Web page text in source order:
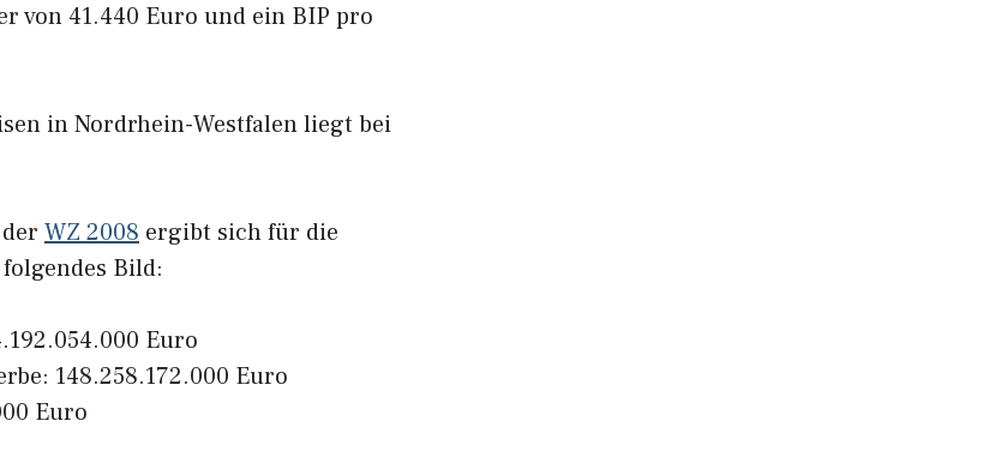
von 41.440 Euro und ein BIP pro
in Nordrhein-Westfalen liegt bei
WZ 2008 ergibt sich für die
Bild:
Euro
148.258.172.000 Euro
Euro